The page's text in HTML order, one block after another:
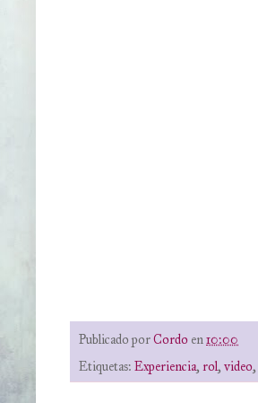
Publicado porCordo en10:00
Etiquetas: Experiencia, rol, video,